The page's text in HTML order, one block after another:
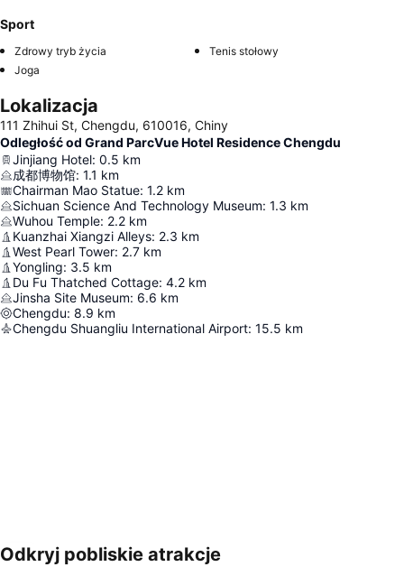
Sport
Zdrowy tryb życia
Tenis stołowy
Joga
Lokalizacja
111 Zhihui St, Chengdu, 610016, Chiny
Odległość od Grand ParcVue Hotel Residence Chengdu
Jinjiang Hotel: 0.5 km
成都博物馆: 1.1 km
Chairman Mao Statue: 1.2 km
Sichuan Science And Technology Museum: 1.3 km
Wuhou Temple: 2.2 km
Kuanzhai Xiangzi Alleys: 2.3 km
West Pearl Tower: 2.7 km
Yongling: 3.5 km
Du Fu Thatched Cottage: 4.2 km
Jinsha Site Museum: 6.6 km
Chengdu: 8.9 km
Chengdu Shuangliu International Airport: 15.5 km
Powiększ mapę
Odkryj pobliskie atrakcje